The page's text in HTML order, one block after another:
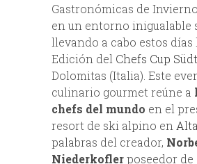
Gastronómicas de
en un entorno inigualable
llevando a cabo estos días
Edición del Chefs Cup
Dolomitas (Italia). Este
culinario gourmet reúne a
chefs del mundo en el
resort de ski alpino en
palabras del creador,
Niederkoflerposeedor de